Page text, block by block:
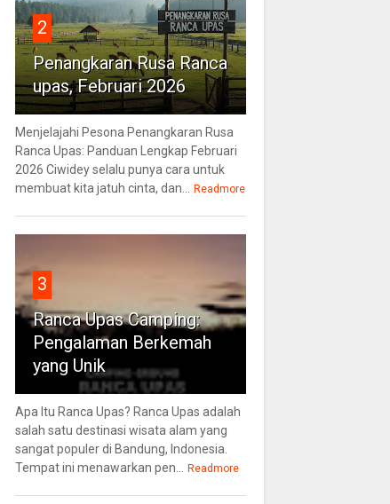
2
Penangkaran Rusa Ranca
upas, Februari 2026
Menjelajahi Pesona Penangkaran Rusa
Ranca Upas: Panduan Lengkap Februari
2026 Ciwidey selalu punya cara untuk
membuat kita jatuh cinta, dan...
Readmore
3
Ranca Upas Camping:
Pengalaman Berkemah
yang Unik
Apa Itu Ranca Upas? Ranca Upas adalah
salah satu destinasi wisata alam yang
sangat populer di Bandung, Indonesia.
Tempat ini menawarkan pen...
Readmore